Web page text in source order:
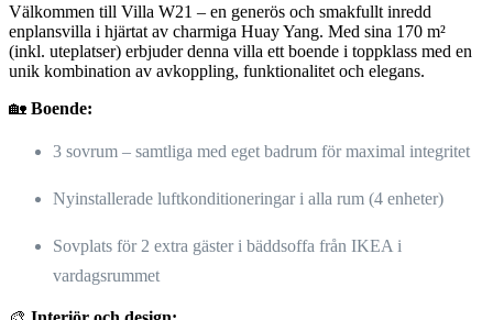
Välkommen till Villa W21 – en generös och smakfullt inredd
enplansvilla i hjärtat av charmiga Huay Yang. Med sina 170 m²
(inkl. uteplatser) erbjuder denna villa ett boende i toppklass med en
unik kombination av avkoppling, funktionalitet och elegans.
🏡 Boende:
3 sovrum – samtliga med eget badrum för maximal integritet
Nyinstallerade luftkonditioneringar i alla rum (4 enheter)
Sovplats för 2 extra gäster i bäddsoffa från IKEA i
vardagsrummet